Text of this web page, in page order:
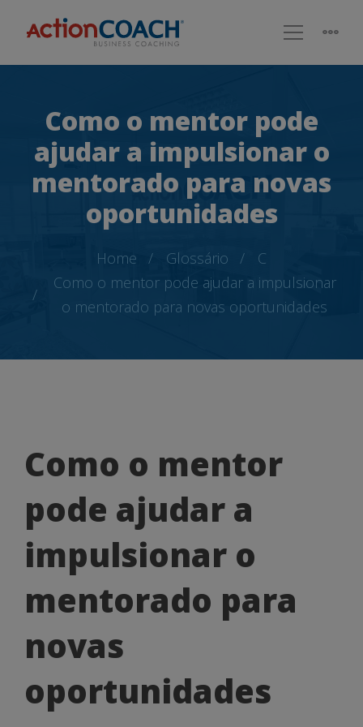
Como o mentor pode
ajudar a impulsionar o
mentorado para novas
oportunidades
Home Glossário
C
Como o mentor pode ajudar a impulsionar
o mentorado para novas oportunidades
Como
o
mentor
pode
ajudar
a
impulsionar
mentorado
Como o mentor
pode ajudar a
impulsionar o
mentorado para
novas
oportunidades